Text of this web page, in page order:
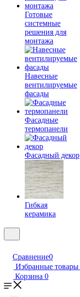
Готовые
системные
решения для
монтажа
Навесные
вентилируемые
фасады
Фасадные
термопанели
Фасадный декор
Гибкая
керамика
Сравнение0
Избранные товары
Корзина 0